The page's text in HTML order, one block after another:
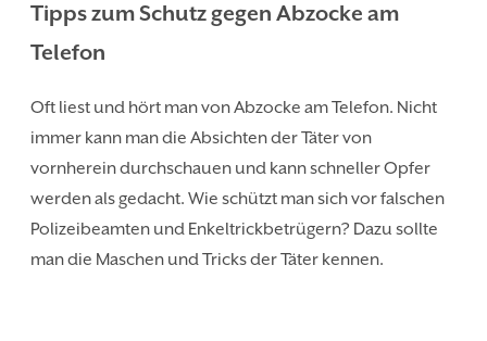
Tipps zum Schutz gegen Abzocke am
Telefon
Oft liest und hört man von Abzocke am Telefon. Nicht
immer kann man die Absichten der Täter von
vornherein durchschauen und kann schneller Opfer
werden als gedacht. Wie schützt man sich vor falschen
Polizeibeamten und Enkeltrickbetrügern? Dazu sollte
man die Maschen und Tricks der Täter kennen.